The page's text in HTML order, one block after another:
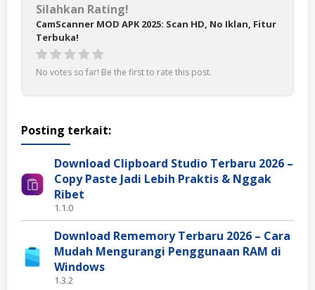
Silahkan Rating!
CamScanner MOD APK 2025: Scan HD, No Iklan, Fitur
Terbuka!
No votes so far! Be the first to rate this post.
Posting terkait:
Download Clipboard Studio Terbaru 2026 –
Copy Paste Jadi Lebih Praktis & Nggak
Ribet
1.1.0
Download Rememory Terbaru 2026 – Cara
Mudah Mengurangi Penggunaan RAM di
Windows
1.3.2